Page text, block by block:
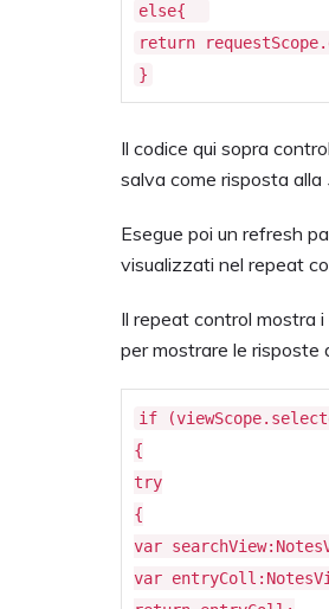
else{
return
}
Il codice qui sopra
salva come risposta alla
Esegue poi un refresh
visualizzati nel repeat
Il repeat control mostra
per mostrare le risposte
if
{
try
{
var
var